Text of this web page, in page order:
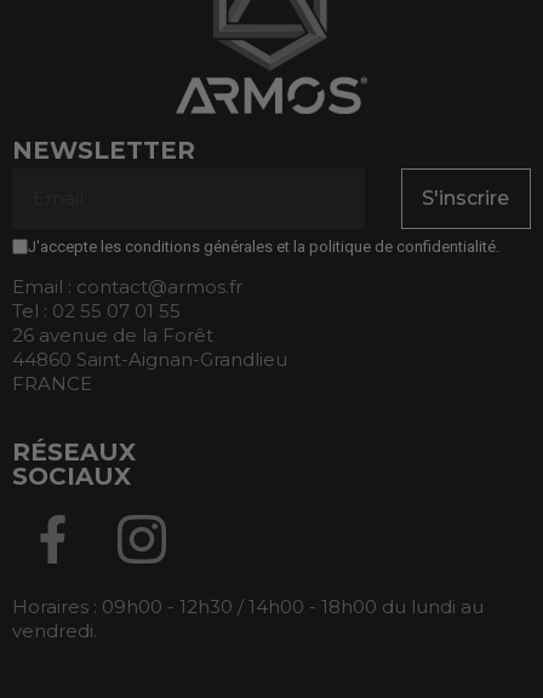
NEWSLETTER
S'inscrire
J'accepte les conditions générales et la politique de confidentialité.
Email : contact@armos.fr
Tel : 02 55 07 01 55
26 avenue de la Forêt
44860 Saint-Aignan-Grandlieu
FRANCE
RÉSEAUX
SOCIAUX
Horaires : 09h00 - 12h30 / 14h00 - 18h00 du lundi au
vendredi.